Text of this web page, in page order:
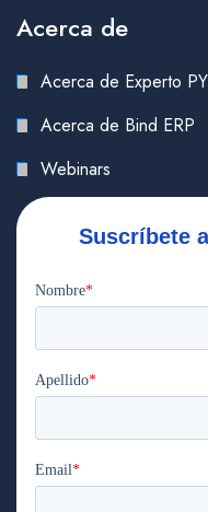
Acerca de
Acerca de Experto
Acerca de Bind ERP
Webinars
Suscríbete